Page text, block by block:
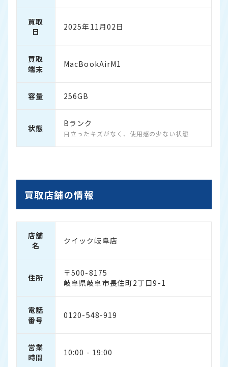
買取
日
2025年11月02日
買取
端末
MacBookAirM1
容量 256GB
状態 Bランク
目立ったキズがなく、使用感の少ない状態
買取店舗の情報
店舗
名
クイック岐阜店
住所
〒500-8175
岐阜県岐阜市長住町2丁目9-1
電話
番号
0120-548-919
営業
時間
10:00 - 19:00